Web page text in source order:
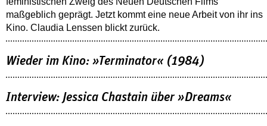
maßgeblich geprägt. Jetzt kommt eine neue Arbeit von ihr ins
Kino. Claudia Lenssen blickt zurück.
Wieder im Kino: »Terminator« (1984)
Interview: Jessica Chastain über »Dreams«